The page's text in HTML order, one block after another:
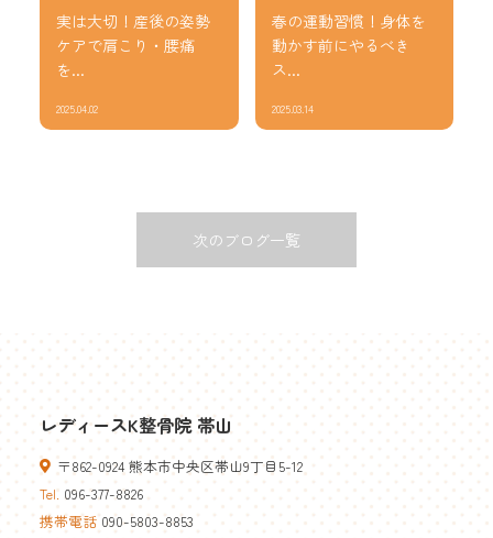
実は大切！産後の姿勢
ケアで肩こり・腰痛
を...
2025.04.02
春の運動習慣！身体を
動かす前にやるべき
ス...
2025.03.14
次のブログ一覧
レディースK整骨院 帯山
〒862-0924 熊本市中央区帯山9丁目5-12
Tel. 096-377-8826
携帯電話 090-5803-8853